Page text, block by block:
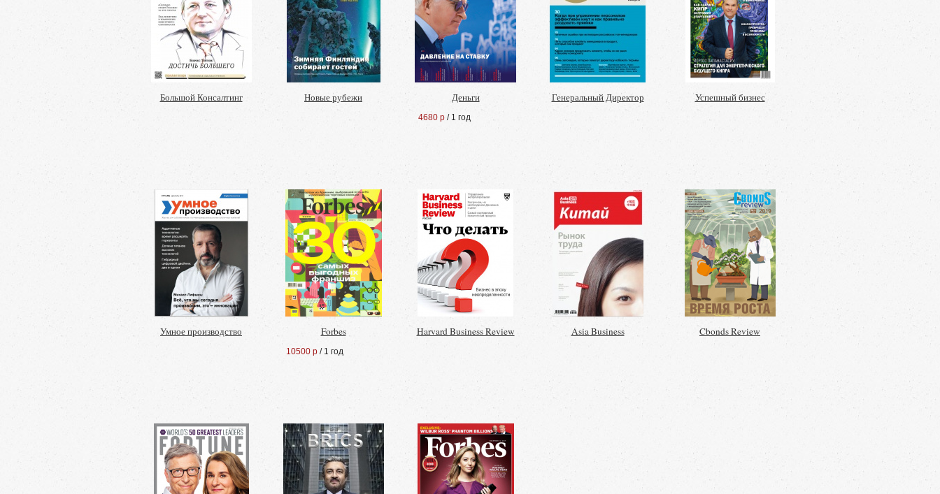
Большой Консалтинг Новые рубежи Деньги
4680 р / 1 год
Генеральный Директор Успешный бизнес
Умное производство Forbes
10500 р / 1 год
Harvard Business Review Asia Business Cbonds Review